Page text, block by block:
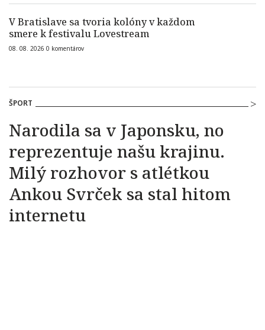
V Bratislave sa tvoria kolóny v každom
smere k festivalu Lovestream
08. 08. 2026 0 komentárov
ŠPORT